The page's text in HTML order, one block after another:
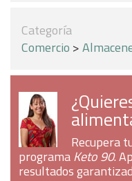
Categoría
Comercio >
Recupera
programaKeto 90.
resultados